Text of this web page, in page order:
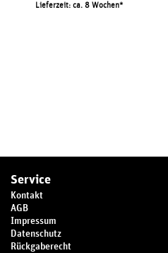
Lieferzeit: ca. 8 Wochen
Service
Kontakt
AGB
Impressum
Datenschutz
Rückgaberecht